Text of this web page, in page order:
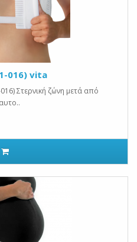
016) vita
Στερνική ζώνη μετά από